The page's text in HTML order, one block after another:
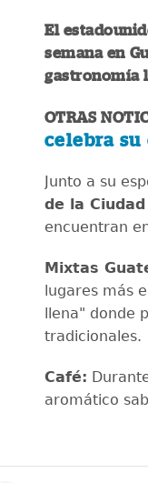
El
semana en
gastronomía
OTRAS
celebra su
Junto a su
de la
encuentran
Mixtas
lugares más
llena" donde
tradicionales.
Café:
aromático